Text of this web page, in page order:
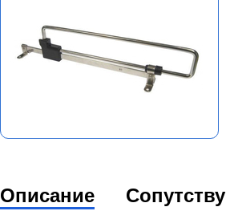
Описание